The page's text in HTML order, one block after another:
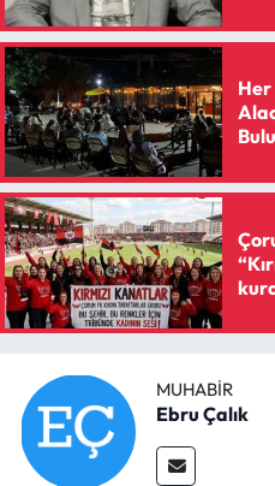
Her
MUHABIR
Ebru Çalık